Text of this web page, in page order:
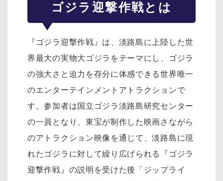
ゴジラ迎撃作戦とは
『ゴジラ迎撃作戦』は、淡路島に上陸した世
界最大の実物大ゴジラをテーマにし、ゴジラ
の強大さと迫力を存分に体感できる世界唯一
のエンターテインメントアトラクションで
す。参加者は国立ゴジラ淡路島研究センター
の一員となり、東宝が制作した映画さながら
のアトラクション映像を通じて、淡路島に現
れたゴジラに対して繰り広げられる『ゴジラ
迎撃作戦』の説明を受けた後「ジップライ